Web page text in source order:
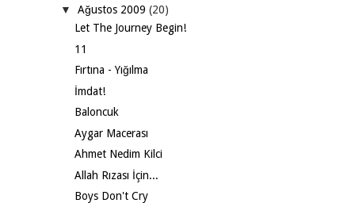
▼ Ağustos 2009 (20)
Let The Journey Begin!
11
Fırtına - Yığılma
İmdat!
Baloncuk
Aygar Macerası
Ahmet Nedim Kilci
Allah Rızası İçin...
Boys Don't Cry